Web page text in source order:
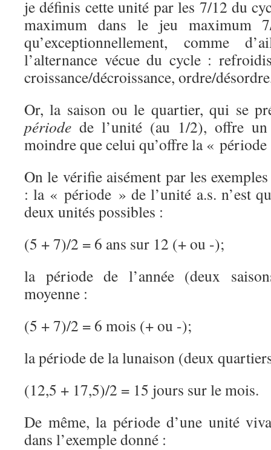
je définis cette unité par les 7/12 du
maximum dans le jeu maximum
qu’exceptionnellement, comme
l’alternance vécue du cycle :
croissance/décroissance, ordre/
Or, la saison ou le quartier, qui se
période de l’unité (au 1/2), offre
moindre que celui qu’offre la «
On le vérifie aisément par les
: la « période » de l’unité a.s. n’est
deux unités possibles :
(5 + 7)/2 = 6 ans sur 12 (+ ou -);
la période de l’année (deux
moyenne :
(5 + 7)/2 = 6 mois (+ ou -);
la période de la lunaison (deux
(12,5 + 17,5)/2 = 15 jours sur le mois.
De même, la période d’une unité
dans l’exemple donné :